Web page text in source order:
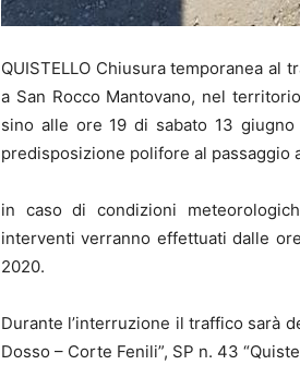
QUISTELLO Chiusura temporanea al
a San Rocco Mantovano, nel
sino alle ore 19 di sabato 13
predisposizione polifore al passaggio
in caso di condizioni
interventi verranno effettuati dalle
2020.
Durante l’interruzione il traffico sarà
Dosso – Corte Fenili”, SP n. 43